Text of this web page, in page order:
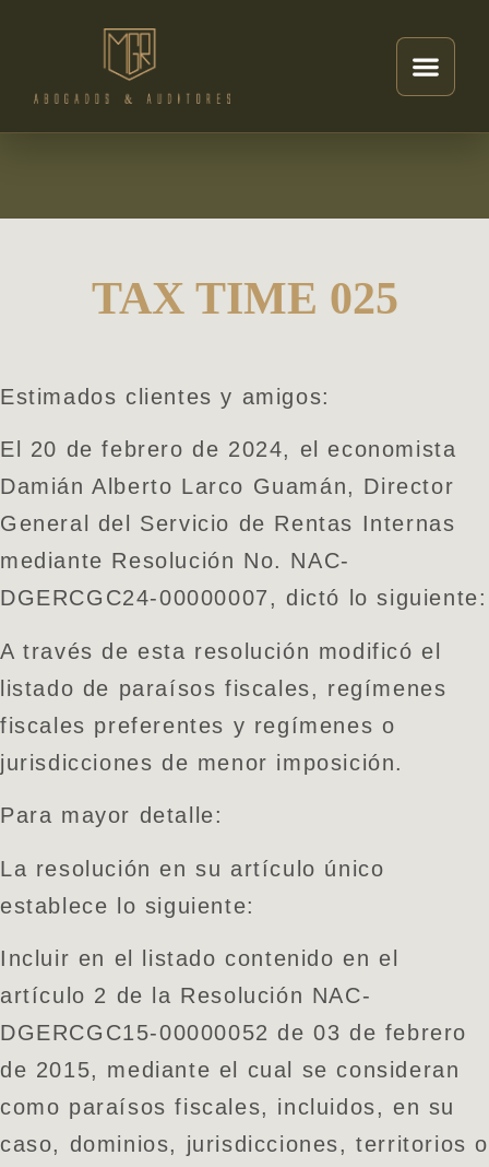
TAX TIME 025
Estimados clientes y amigos:
El 20 de febrero de 2024, el economista
Damián Alberto Larco Guamán, Director
General del Servicio de Rentas Internas
mediante Resolución No. NAC-
DGERCGC24-00000007, dictó lo siguiente:
A través de esta resolución modificó el
listado de paraísos fiscales, regímenes
fiscales preferentes y regímenes o
jurisdicciones de menor imposición.
Para mayor detalle:
La resolución en su artículo único
establece lo siguiente:
Incluir en el listado contenido en el
artículo 2 de la Resolución NAC-
DGERCGC15-00000052 de 03 de febrero
de 2015, mediante el cual se consideran
como paraísos fiscales, incluidos, en su
caso, dominios, jurisdicciones, territorios o